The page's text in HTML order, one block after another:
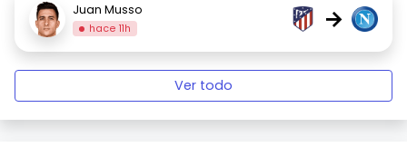
Juan Musso
hace 11h →
Ver todo